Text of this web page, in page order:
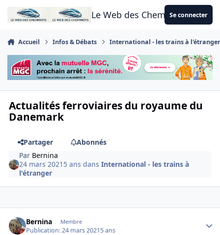
Aller au contenu
Le Web des CheminotsSe connecter
Accueil Infos & Débats International - les trains à
Actualités ferroviaires du royaume du
Danemark
Partager
Abonnés
Par Bernina
24 mars 2021 5 ans dansInternational - les trains à
l'étranger
Bernina Membre
Publication:24 mars 20215 ans